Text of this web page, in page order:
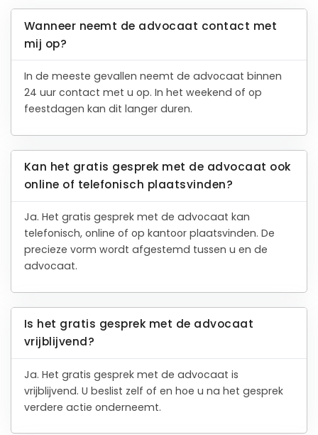
Wanneer neemt de advocaat contact met
mij op?
In de meeste gevallen neemt de advocaat binnen
24 uur contact met u op. In het weekend of op
feestdagen kan dit langer duren.
Kan het gratis gesprek met de advocaat ook
online of telefonisch plaatsvinden?
Ja. Het gratis gesprek met de advocaat kan
telefonisch, online of op kantoor plaatsvinden. De
precieze vorm wordt afgestemd tussen u en de
advocaat.
Is het gratis gesprek met de advocaat
vrijblijvend?
Ja. Het gratis gesprek met de advocaat is
vrijblijvend. U beslist zelf of en hoe u na het gesprek
verdere actie onderneemt.